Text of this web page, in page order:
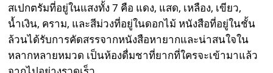
สเปกตรัมที่อยู่ในแสงทั้ง 7 คือ แดง, แสด, เหลือง, เขียว,
น้ำเงิน, คราม, และสีม่วงที่อยู่ในดอกไม้ หนังสือที่อยู่ในชั้น
ล้วนได้รับการคัดสรรจากหนังสือหายากและน่าสนใจใน
หลากหลายหมวด เป็นห้องดื่มชาที่ยากที่ใครจะเข้ามาแล้ว